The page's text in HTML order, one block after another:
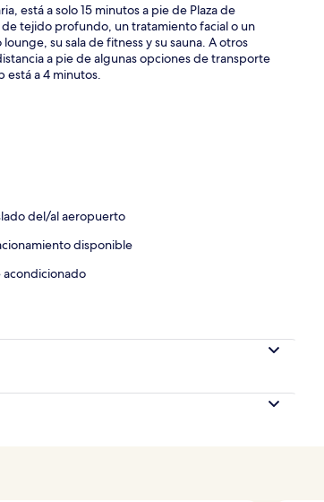
Bar (en la
está a solo 15 minutos a pie de Plaza de
de tejido profundo, un tratamiento facial o un
su sala de fitness y su sauna. A otros
a pie de algunas opciones de transporte
está a 4 minutos.
del/al aeropuerto
disponible
acondicionado